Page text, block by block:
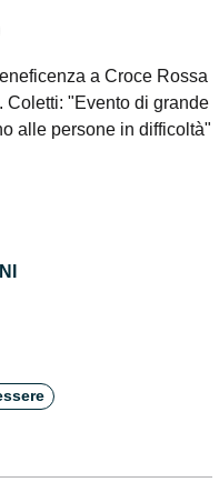
a Croce Rossa
Coletti: "Evento di grande
alle persone in difficoltà"